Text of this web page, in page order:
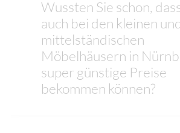
Wussten Sie schon,
auch bei den kleinen
mittelständischen
Möbelhäusern in
super günstige Preise
bekommen können?